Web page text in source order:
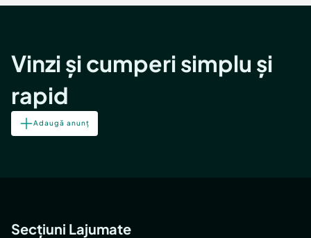
Vinzi și cumperi simplu și
rapid
Adaugă anunț
Secțiuni Lajumate